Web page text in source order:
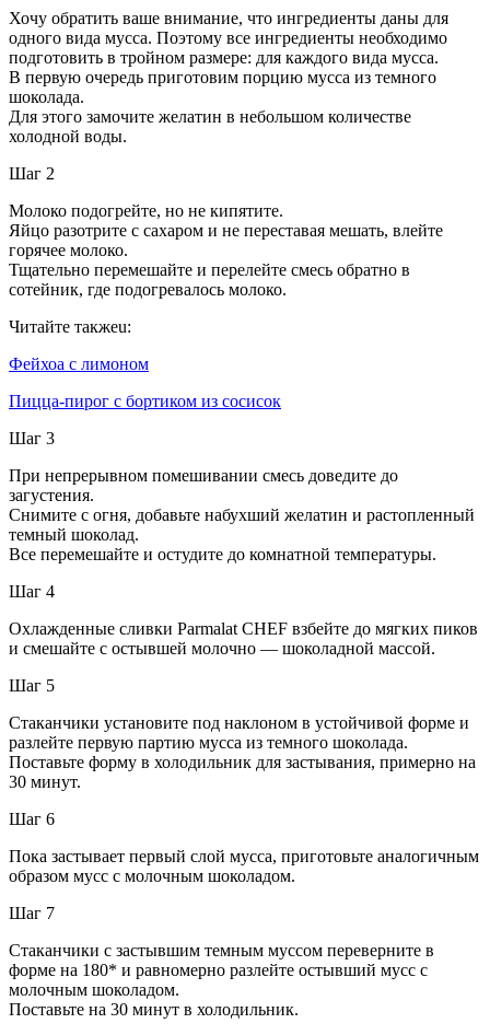
Хочу обратить ваше внимание, что ингредиенты даны для
одного вида мусса. Поэтому все ингредиенты необходимо
подготовить в тройном размере: для каждого вида мусса.
В первую очередь приготовим порцию мусса из темного
шоколада.
Для этого замочите желатин в небольшом количестве
холодной воды.
Шаг 2
Молоко подогрейте, но не кипятите.
Яйцо разотрите с сахаром и не переставая мешать, влейте
горячее молоко.
Тщательно перемешайте и перелейте смесь обратно в
сотейник, где подогревалось молоко.
Читайте такжеu:
Фейхоа с лимоном
Пицца-пирог с бортиком из сосисок
Шаг 3
При непрерывном помешивании смесь доведите до
загустения.
Снимите с огня, добавьте набухший желатин и растопленный
темный шоколад.
Все перемешайте и остудите до комнатной температуры.
Шаг 4
Охлажденные сливки Parmalat CHEF взбейте до мягких пиков
и смешайте с остывшей молочно — шоколадной массой.
Шаг 5
Стаканчики установите под наклоном в устойчивой форме и
разлейте первую партию мусса из темного шоколада.
Поставьте форму в холодильник для застывания, примерно на
30 минут.
Шаг 6
Пока застывает первый слой мусса, приготовьте аналогичным
образом мусс с молочным шоколадом.
Шаг 7
Стаканчики с застывшим темным муссом переверните в
форме на 180* и равномерно разлейте остывший мусс с
молочным шоколадом.
Поставьте на 30 минут в холодильник.